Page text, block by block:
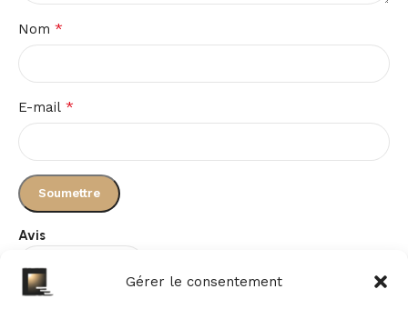
Gérer le consentement
Avis
Nom *
E-mail *